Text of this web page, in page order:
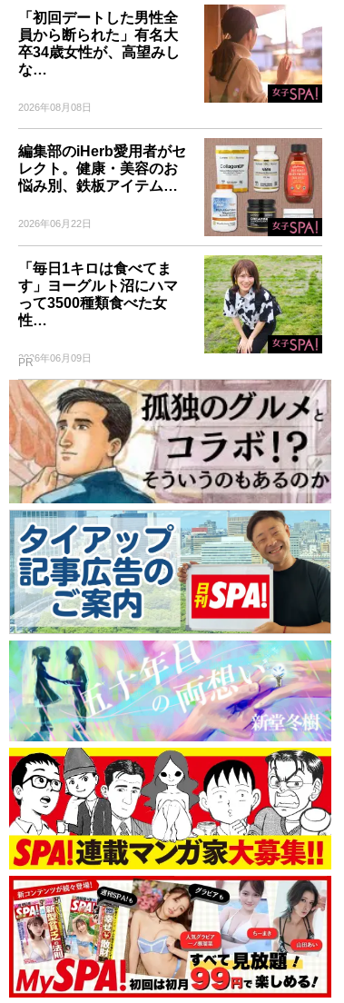
「初回デートした男性全
員から断られた」有名大
卒34歳女性が、高望みし
な…
2026年08月08日
編集部のiHerb愛用者がセ
レクト。健康・美容のお
悩み別、鉄板アイテム…
2026年06月22日
「毎日1キロは食べてま
す」ヨーグルト沼にハマ
って3500種類食べた女
性…
2026年06月09日
PR